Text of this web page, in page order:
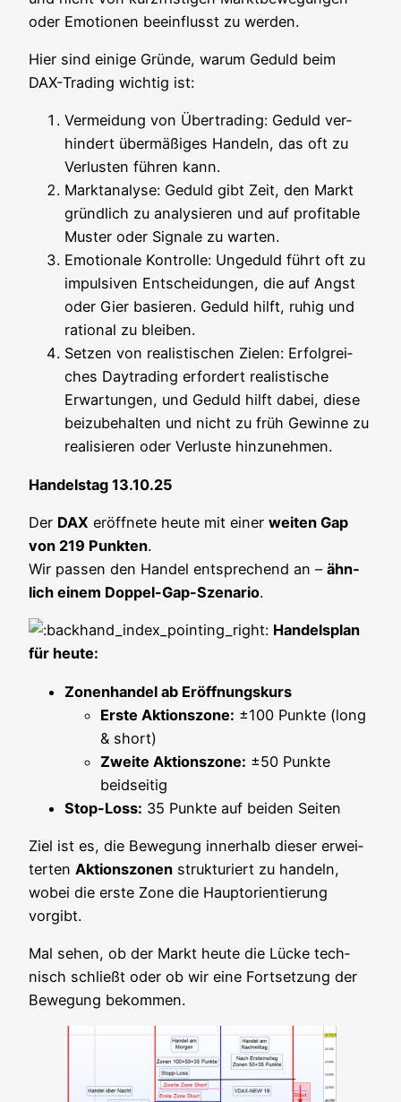
oder Emo­tio­nen beein­flusst zu werden.
Hier sind eini­ge Grün­de, war­um Geduld beim
DAX-Tra­ding wich­tig ist:
Ver­mei­dung von Über­tra­ding: Geduld ver­
hin­dert über­mä­ßi­ges Han­deln, das oft zu
Ver­lus­ten füh­ren kann.
Markt­ana­ly­se: Geduld gibt Zeit, den Markt
gründ­lich zu ana­ly­sie­ren und auf pro­fi­ta­ble
Mus­ter oder Signa­le zu warten.
Emo­tio­na­le Kon­trol­le: Unge­duld führt oft zu
impul­si­ven Ent­schei­dun­gen, die auf Angst
oder Gier basie­ren. Geduld hilft, ruhig und
ratio­nal zu bleiben.
Set­zen von rea­lis­ti­schen Zie­len: Erfolg­rei­
ches Day­tra­ding erfor­dert rea­lis­ti­sche
Erwar­tun­gen, und Geduld hilft dabei, die­se
bei­zu­be­hal­ten und nicht zu früh Gewin­ne zu
rea­li­sie­ren oder Ver­lus­te hinzunehmen.
Han­dels­tag 13.10.25
Der DAX eröff­ne­te heu­te mit einer wei­ten Gap
von 219 Punk­ten.
Wir pas­sen den Han­del ent­spre­chend an – ähn­
lich einem Dop­pel-Gap-Sze­na­rio.
Han­dels­plan
für heute:
Zonen­han­del ab Eröffnungskurs
Ers­te Akti­ons­zo­ne: ±100 Punk­te (long
& short)
Zwei­te Akti­ons­zo­ne: ±50 Punk­te
beidseitig
Stop-Loss: 35 Punk­te auf bei­den Seiten
Ziel ist es, die Bewe­gung inner­halb die­ser erwei­
ter­ten Akti­ons­zo­nen struk­tu­riert zu han­deln,
wobei die ers­te Zone die Haupt­ori­en­tie­rung
vorgibt.
Mal sehen, ob der Markt heu­te die Lücke tech­
nisch schließt oder ob wir eine Fort­set­zung der
Bewe­gung bekommen.